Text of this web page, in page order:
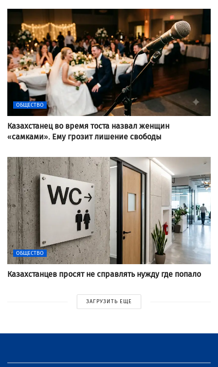
ОБЩЕСТВО
Казахстанец во время тоста назвал женщин
«самками». Ему грозит лишение свободы
ОБЩЕСТВО
Казахстанцев просят не справлять нужду где попало
ЗАГРУЗИТЬ ЕЩЕ